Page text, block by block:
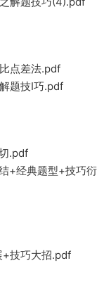
点差法.pdf
题技I巧.pdf
.pdf
+经典题型+技巧衍
+技巧大招.pdf